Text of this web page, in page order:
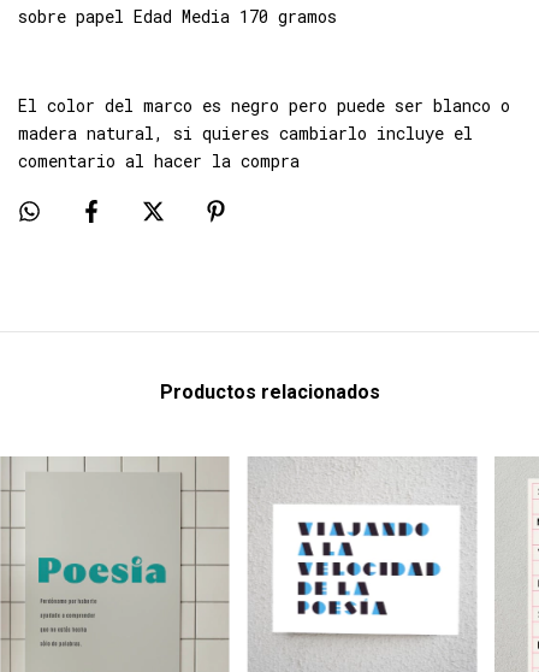
sobre papel Edad Media 170 gramos
El color del marco es negro pero puede ser blanco o
madera natural, si quieres cambiarlo incluye el
comentario al hacer la compra
Productos relacionados